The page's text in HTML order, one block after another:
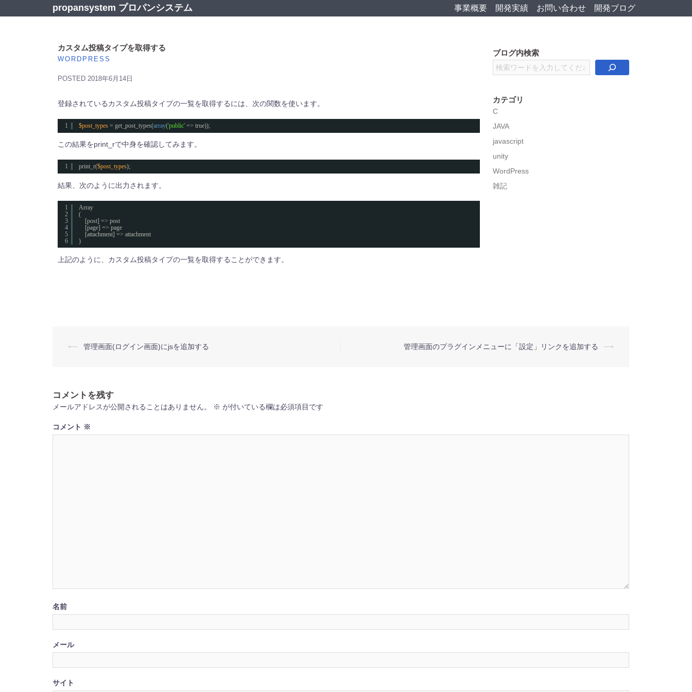
propansystem プロパンシステム 事業概要 開発実績 お問い合わせ 開発ブログ
カスタム投稿タイプを取得する
WORDPRESS
POSTED 2018年6月14日
登録されているカスタム投稿タイプの一覧を取得するには、次の関数を使います。
1 $post_types = get_post_types(array('public' => true));
この結果をprint_rで中身を確認してみます。
1 print_r($post_types);
結果、次のように出力されます。
1
2
3
4
5
6
Array
(
[post] => post
[page] => page
[attachment] => attachment
)
上記のように、カスタム投稿タイプの一覧を取得することができます。
ブログ内検索
検
索
カテゴリ
C
JAVA
javascript
unity
WordPress
雑記
投
シ
ョ
ン
⟵ 管理画面(ログイン画面)にjsを追加する 管理画面のプラグインメニューに「設定」リンクを追加する ⟶
コメントを残す
メールアドレスが公開されることはありません。 ※ が付いている欄は必須項目です
コメント ※
名前
メール
サイト